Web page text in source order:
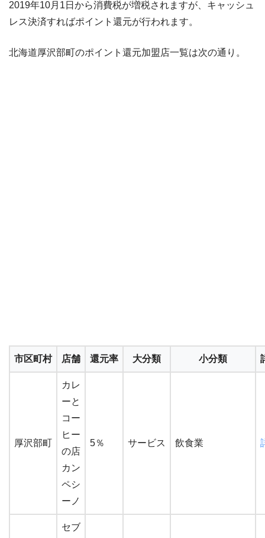
2019年10月1日から消費税が増税されますが、キャッシュ
レス決済すればポイント還元が行われます。
北海道厚沢部町のポイント還元加盟店一覧は次の通り。
市区町村 店舗 還元率 大分類 小分類
厚沢部町
カレ
ーと
コー
ヒー
の店
カン
ペシ
ーノ
5％ サービス 飲食業
セブ